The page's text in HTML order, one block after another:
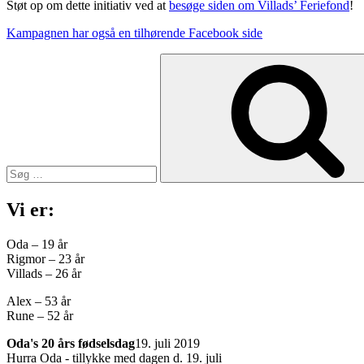
Støt op om dette initiativ ved at besøge siden om Villads’ Feriefond!
Kampagnen har også en tilhørende Facebook side
Vi er:
Oda – 19 år
Rigmor – 23 år
Villads – 26 år
Alex – 53 år
Rune – 52 år
Oda's 20 års fødselsdag19. juli 2019
Hurra Oda - tillykke med dagen d. 19. juli